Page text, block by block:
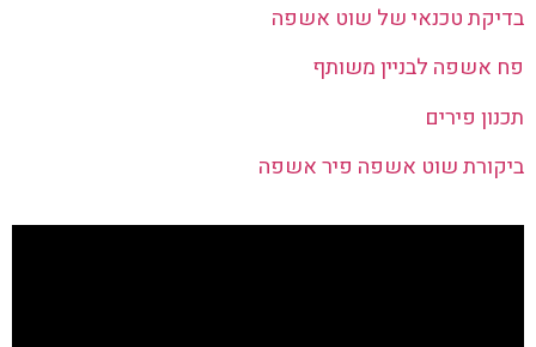
בדיקת טכנאי של שוט אשפה
פח אשפה לבניין משותף
תכנון פירים
ביקורת שוט אשפה פיר אשפה